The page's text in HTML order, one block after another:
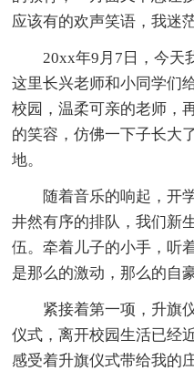
应该有的欢声笑语，我迷
20xx年9月7日，今天
这里长兴老师和小同学们
校园，温柔可亲的老师，
的笑容，仿佛一下子长大
地。
随着音乐的响起，开
井然有序的排队，我们新
伍。牵着儿子的小手，听
是那么的激动，那么的自
紧接着第一项，升旗
仪式，离开校园生活已经
感受着升旗仪式带给我的